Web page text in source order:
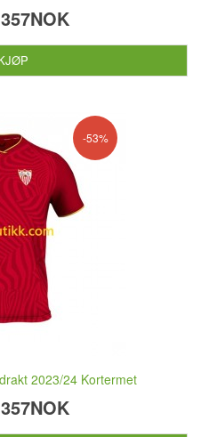
357NOK
-53%
2023/24 Kortermet
357NOK